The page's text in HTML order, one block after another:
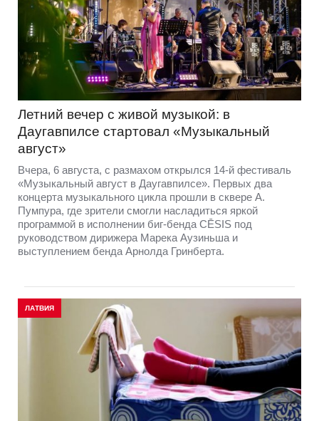
Летний вечер с живой музыкой: в
Даугавпилсе стартовал «Музыкальный
август»
Вчера, 6 августа, с размахом открылся 14-й фестиваль
«Музыкальный август в Даугавпилсе». Первых два
концерта музыкального цикла прошли в сквере А.
Пумпура, где зрители смогли насладиться яркой
программой в исполнении биг-бенда CĒSIS под
руководством дирижера Марека Аузиньша и
выступлением бенда Арнолда Гринберта.
ЛАТВИЯ